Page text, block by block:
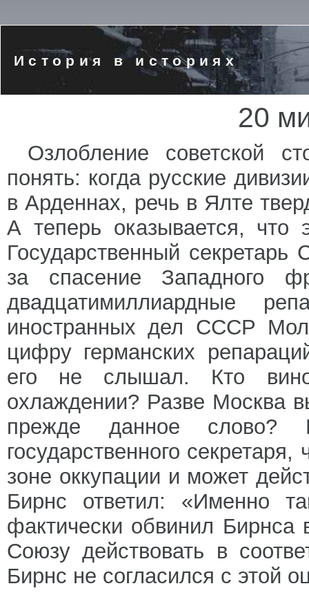
История в историях
20
Озлобление советской
понять: когда русские
в Арденнах, речь в Ялте
А теперь оказывается, что
Государственный
за спасение Западного
двадцатимиллиардные
иностранных дел СССР
цифру германских
его не слышал. Кто
охлаждении? Разве Москва
прежде данное слово?
государственного
зоне оккупации и может
Бирнс ответил: «Именно
фактически обвинил Бирнса
Союзу действовать в
Бирнс не согласился с этой